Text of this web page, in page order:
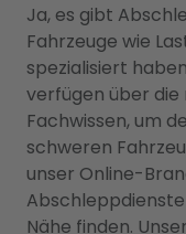
Ja, es gibt
Fahrzeuge wie
spezialisiert
verfügen über die
Fachwissen, um
schweren
unser Online-
Nähe finden.